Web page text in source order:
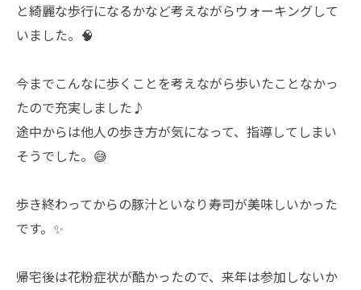
と綺麗な歩行になるかなど考えながらウォーキングして
いました。🧠
今までこんなに歩くことを考えながら歩いたことなかっ
たので充実しました♪
途中からは他人の歩き方が気になって、指導してしまい
そうでした。😅
歩き終わってからの豚汁といなり寿司が美味しいかった
です。✨
帰宅後は花粉症状が酷かったので、来年は参加しないか